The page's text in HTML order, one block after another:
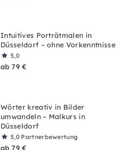
Intuitives Porträtmalen in
Düsseldorf – ohne Vorkenntnisse
5,0
ab 79 €
Wörter kreativ in Bilder
umwandeln – Malkurs in
Düsseldorf
5,0 Partnerbewertung
ab 79 €